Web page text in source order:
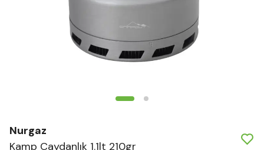
Nurgaz
Kamp Çaydanlık 1.1lt 210gr